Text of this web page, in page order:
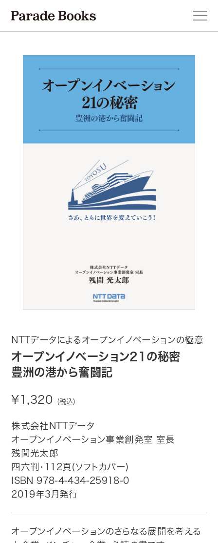
本を探す
新刊・近刊のお知らせ
おすすめ！この一冊。
エッセイ・詩・ノンフィクション
趣味・カルチャー
論文・学術書・参考書
社会・思想・哲学
電子書籍
トップ
自費出版したい方
メディア紹介
購入方法
NTTデータによるオープンイノベーションの極意
オープンイノベーション21の秘密
豊洲の港から奮闘記
¥1,320 (税込)
株式会社NTTデータ
オープンイノベーション事業創発室 室長
残間光太郎
四六判・112頁(ソフトカバー)
ISBN 978-4-434-25918-0
2019年3月発行
オープンイノベーションのさらなる展開を考える